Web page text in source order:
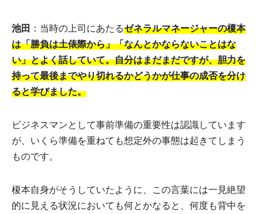
池田 ：当時の上司にあたるゼネラルマネージャーの榎本
は「勝負は土俵際から」「なんとかならないことはな
い」とよく話していて。自分はまだまだですが、胆力を
持って最後までやり切れるかどうかが仕事の成否を分け
ると学びました。
ビジネスマンとして事前準備の重要性は認識しています
が、いくら準備を重ねても想定外の事態は起きてしまう
ものです。
榎本自身がそうしていたように、この言葉には一見絶望
的に見える状況においても何とかなると、何度も背中を